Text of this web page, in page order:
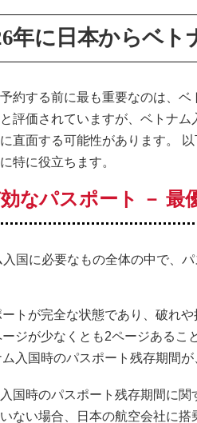
年に日本からベ
約する前に最も重要なのは、
評価されていますが、ベトナ
直面する可能性があります。
特に役立ちます。
効なパスポート － 最
国に必要なもの全体の中で、
トが完全な状態であり、破れや
ジが少なくとも2ページあるこ
入国時のパスポート残存期間
国時のパスポート残存期間に
ない場合、日本の航空会社に